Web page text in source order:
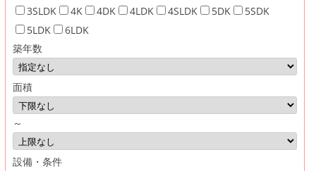
3SLDK
4K 4DK 4LDK 4SLDK 5DK
5SDK
5LDK
6LDK
築年数
面積
～
設備・条件